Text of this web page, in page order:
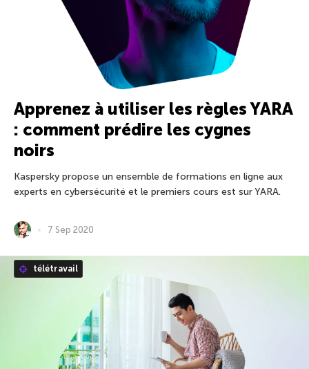
Apprenez à utiliser les règles YARA
: comment prédire les cygnes
noirs
Kaspersky propose un ensemble de formations en ligne aux
experts en cybersécurité et le premiers cours est sur YARA.
7 Sep 2020
télétravail